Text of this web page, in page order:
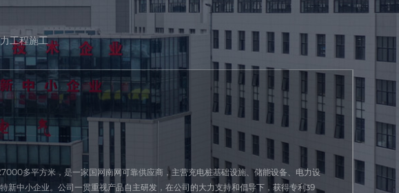
工程施工
多平方米，是一家国网南网可靠供应商，主营充电桩基础设施、储能设备、电力设
中小企业。公司一贯重视产品自主研发，在公司的大力支持和倡导下，获得专利39